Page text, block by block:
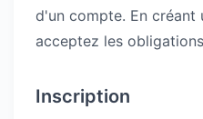
d'un compte. En créant
acceptez les
Inscription